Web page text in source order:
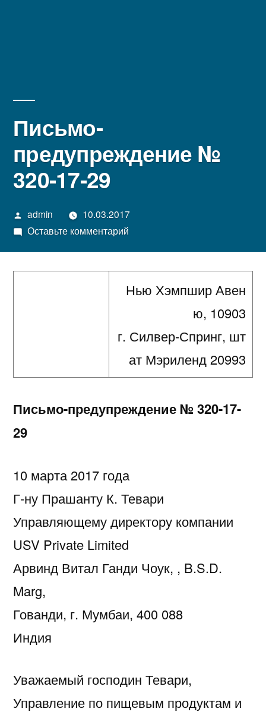
Письмо-
предупреждение №
320-17-29
Написано
автором
admin
10.03.2017
Оставьте комментарийк
320-
29
Нью Хэмпшир Авен
ю, 10903
г. Силвер-Спринг, шт
ат Мэриленд 20993
Письмо-предупреждение № 320-17-
29
10 марта 2017 года
Г-ну Прашанту К. Тевари
Управляющему директору компании
USV Private Limited
Арвинд Витал Ганди Чоук, , B.S.D.
Marg,
Гованди, г. Мумбаи, 400 088
Индия
Уважаемый господин Тевари,
Управление по пищевым продуктам и